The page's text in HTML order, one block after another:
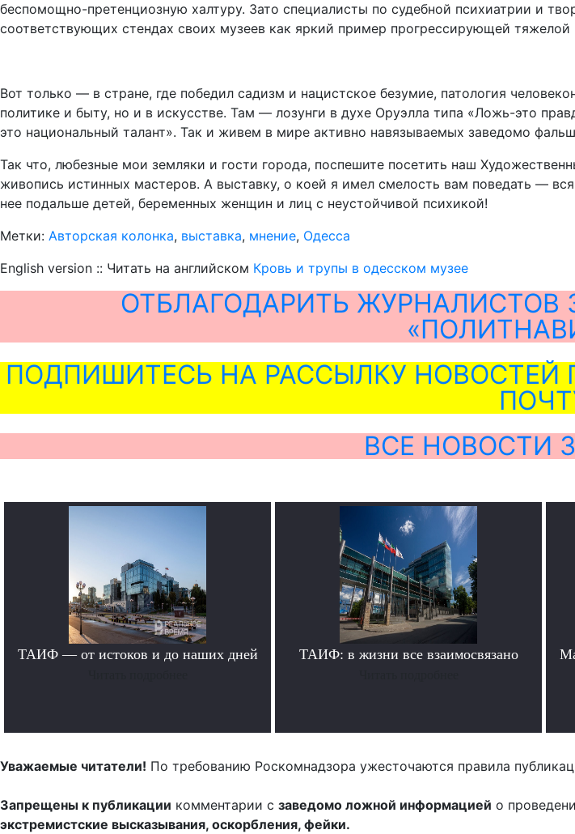
беспомощно-претенциозную халтуру. Зато специалисты по судебной психиатрии и
соответствующих стендах своих музеев как яркий пример прогрессирующей тяжелой
Вот только — в стране, где победил садизм и нацистское безумие, патология
политике и быту, но и в искусстве. Там — лозунги в духе Оруэлла типа «Ложь-это
это национальный талант». Так и живем в мире активно навязываемых заведомо
Так что, любезные мои земляки и гости города, поспешите посетить наш
живопись истинных мастеров. А выставку, о коей я имел смелость вам поведать —
нее подальше детей, беременных женщин и лиц с неустойчивой психикой!
Метки: Авторская колонка, выставка, мнение, Одесса
English version :: Читать на английском Кровь и трупы в одесском музее
ОТБЛАГОДАРИТЬ ЖУРНАЛИСТОВ
ПОДПИШИТЕСЬ НА РАССЫЛКУ НОВОСТЕЙ
ВСЕ НОВОСТИ
ТАИФ — от истоков и до наших дней ТАИФ: в жизни все взаимосвязано
Уважаемые читатели! По требованию Роскомнадзора ужесточаются правила
Запрещены к публикации комментарии с заведомо ложной информацией о
экстремистские высказывания, оскорбления, фейки.